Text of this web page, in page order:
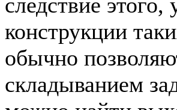
конструкции
обычно
складыванием